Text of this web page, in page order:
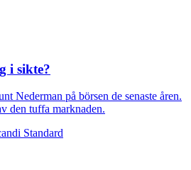
i sikte?
Nederman på börsen de senaste åren.
den tuffa marknaden.
Standard